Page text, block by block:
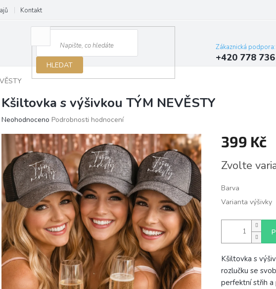
Kontakt
HLEDAT
Zákaznická podpora:
+420 778
Kšiltovka s výšivkou TÝM NEVĚSTY
Průměrné
produktu
5
hvězdiček.
Neohodnoceno Podrobnosti hodnocení
399 Kč
cena:
Zvolte
Barva
Varianta výšivky
Kšiltovka s
rozlučku se
perfektní střih a